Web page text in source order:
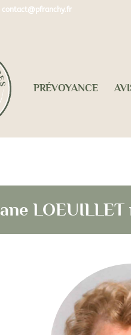
contact@pfranchy.fr
PRÉVOYANCE
LOEUILLET